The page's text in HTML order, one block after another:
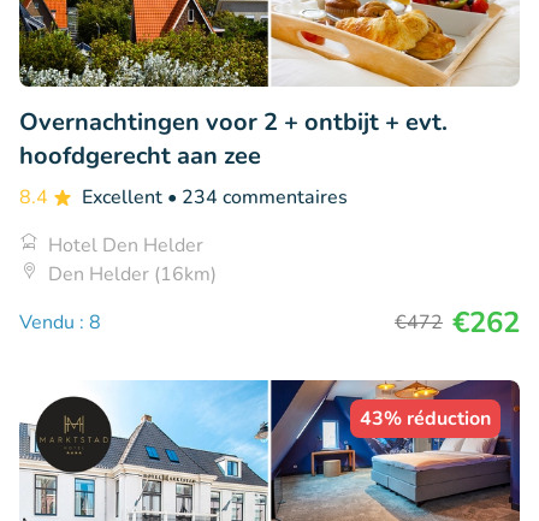
Overnachtingen voor 2 + ontbijt + evt.
hoofdgerecht aan zee
8.4 Excellent • 234 commentaires
Hotel Den Helder
Den Helder (16km)
Vendu : 8
€472 €262
43% réduction